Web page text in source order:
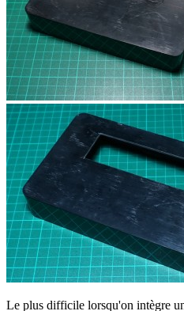
Le plus difficile lorsqu'on intègre